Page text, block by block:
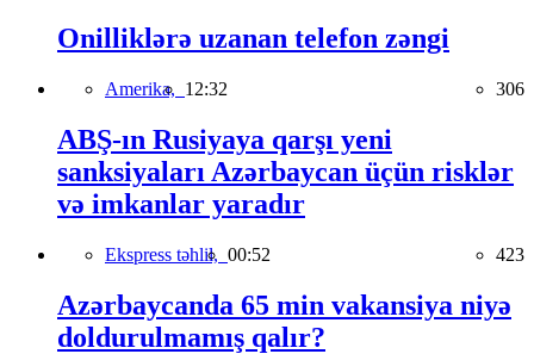
Onilliklərə uzanan telefon zəngi
Amerika, 12:32 306
ABŞ-ın Rusiyaya qarşı yeni
sanksiyaları Azərbaycan üçün risklər
və imkanlar yaradır
Ekspress təhlil, 00:52 423
Azərbaycanda 65 min vakansiya niyə
doldurulmamış qalır?